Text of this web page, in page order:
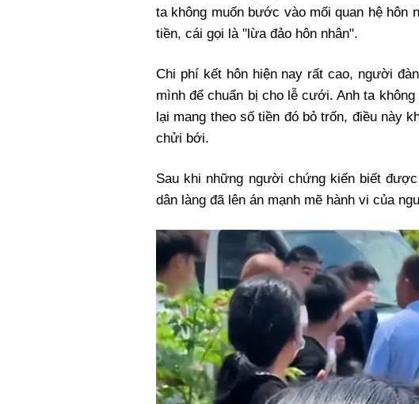
ta không muốn bước vào mối quan hệ hôn
tiền, cái gọi là "lừa đảo hôn nhân".
Chi phí kết hôn hiện nay rất cao, người
mình để chuẩn bị cho lễ cưới. Anh ta
lại mang theo số tiền đó bỏ trốn, điều này
chửi bới.
Sau khi những người chứng kiến biết
dân làng đã lên án mạnh mẽ hành vi của